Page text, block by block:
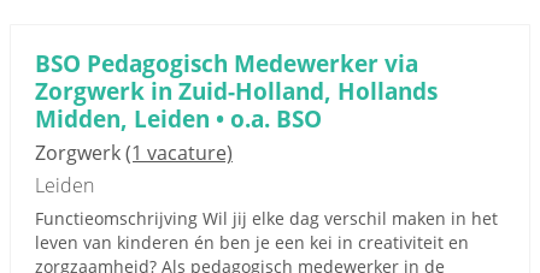
BSO Pedagogisch Medewerker via
Zorgwerk in Zuid-Holland, Hollands
Midden, Leiden • o.a. BSO
Zorgwerk(1 vacature)
Leiden
Functieomschrijving Wil jij elke dag verschil maken in het
leven van kinderen én ben je een kei in creativiteit en
zorgzaamheid? Als pedagogisch medewerker in de